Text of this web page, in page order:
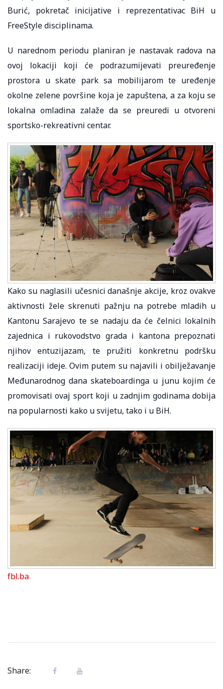
Burić, pokretač inicijative i reprezentativac BiH u
FreeStyle disciplinama.
U narednom periodu planiran je nastavak radova na
ovoj lokaciji koji će podrazumijevati preuređenje
prostora u skate park sa mobilijarom te uređenje
okolne zelene površine koja je zapuštena, a za koju se
lokalna omladina zalaže da se preuredi u otvoreni
sportsko-rekreativni centar.
Kako su naglasili učesnici današnje akcije, kroz ovakve
aktivnosti žele skrenuti pažnju na potrebe mladih u
Kantonu Sarajevo te se nadaju da će čelnici lokalnih
zajednica i rukovodstvo grada i kantona prepoznati
njihov entuzijazam, te pružiti konkretnu podršku
realizaciji ideje. Ovim putem su najavili i obilježavanje
Međunarodnog dana skateboardinga u junu kojim će
promovisati ovaj sport koji u zadnjim godinama dobija
na popularnosti kako u svijetu, tako i u BiH.
fbl.ba
Share: